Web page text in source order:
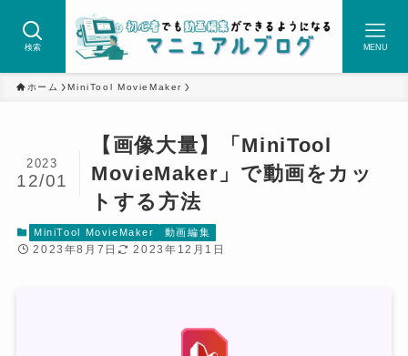
検索 MENU
ホーム MiniTool MovieMaker
【画像大量】「MiniTool
MovieMaker」で動画をカッ
トする方法
2023
12/01
MiniTool MovieMaker 動画編集
2023年8月7日 2023年12月1日